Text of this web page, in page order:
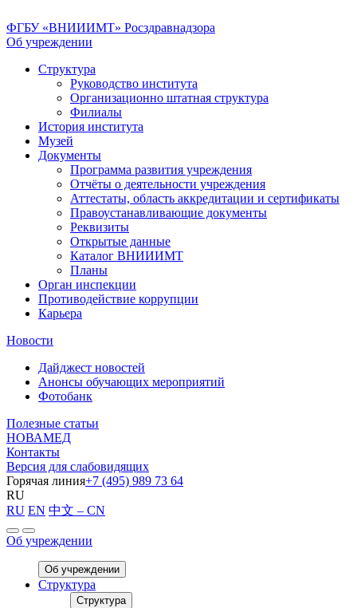
ФГБУ «ВНИИИМТ» Росздравнадзора
Об учреждении
Структура
Руководство института
Организационно штатная структура
Филиалы
История института
Музей
Документы
Программа развития учреждения
Отчёты о деятельности учреждения
Аттестаты, область аккредитации и сертификаты
Правоустанавливающие документы
Реквизиты
Открытые данные
Каталог ВНИИИМТ
Планы
Орган инспекции
Противодействие коррупции
Карьера
Новости
Дайджест новостей
Анонсы обучающих мероприятий
Фотобанк
Полезные статьи
НОВАМЕД
Контакты
Версия для слабовидящих
Горячая линия+7 (495) 989 73 64
RU
RU EN 中文 – CN
Об учреждении
Об учреждении
Структура
Структура